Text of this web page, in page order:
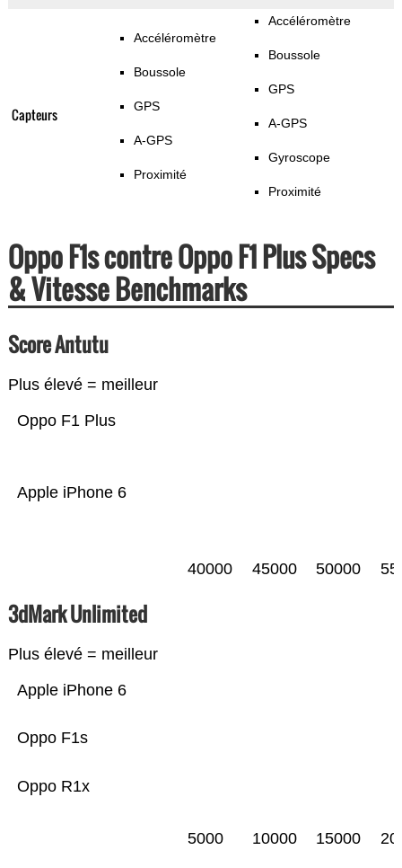
Capteurs
Accéléromètre
Boussole
GPS
A-GPS
Proximité
Accéléromètre
Boussole
GPS
A-GPS
Gyroscope
Proximité
Oppo F1s contre Oppo F1 Plus Specs
& Vitesse Benchmarks
Score Antutu
Plus élevé = meilleur
Apple iPhone 6
Oppo F1 Plus
40000 45000 50000
3dMark Unlimited
Plus élevé = meilleur
Oppo R1x
Oppo F1s
Apple iPhone 6
5000 10000 15000